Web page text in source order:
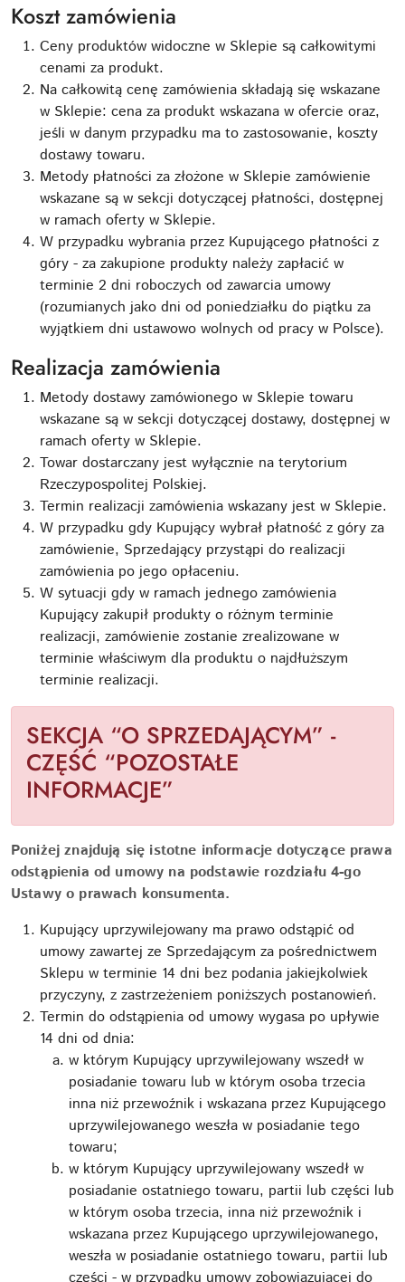
Koszt zamówienia
Ceny produktów widoczne w Sklepie są całkowitymi
cenami za produkt.
Na całkowitą cenę zamówienia składają się wskazane
w Sklepie: cena za produkt wskazana w ofercie oraz,
jeśli w danym przypadku ma to zastosowanie, koszty
dostawy towaru.
Metody płatności za złożone w Sklepie zamówienie
wskazane są w sekcji dotyczącej płatności, dostępnej
w ramach oferty w Sklepie.
W przypadku wybrania przez Kupującego płatności z
góry - za zakupione produkty należy zapłacić w
terminie 2 dni roboczych od zawarcia umowy
(rozumianych jako dni od poniedziałku do piątku za
wyjątkiem dni ustawowo wolnych od pracy w Polsce).
Realizacja zamówienia
Metody dostawy zamówionego w Sklepie towaru
wskazane są w sekcji dotyczącej dostawy, dostępnej w
ramach oferty w Sklepie.
Towar dostarczany jest wyłącznie na terytorium
Rzeczypospolitej Polskiej.
Termin realizacji zamówienia wskazany jest w Sklepie.
W przypadku gdy Kupujący wybrał płatność z góry za
zamówienie, Sprzedający przystąpi do realizacji
zamówienia po jego opłaceniu.
W sytuacji gdy w ramach jednego zamówienia
Kupujący zakupił produkty o różnym terminie
realizacji, zamówienie zostanie zrealizowane w
terminie właściwym dla produktu o najdłuższym
terminie realizacji.
SEKCJA “O SPRZEDAJĄCYM” -
CZĘŚĆ “POZOSTAŁE
INFORMACJE”
Poniżej znajdują się istotne informacje dotyczące prawa
odstąpienia od umowy na podstawie rozdziału 4-go
Ustawy o prawach konsumenta.
Kupujący uprzywilejowany ma prawo odstąpić od
umowy zawartej ze Sprzedającym za pośrednictwem
Sklepu w terminie 14 dni bez podania jakiejkolwiek
przyczyny, z zastrzeżeniem poniższych postanowień.
Termin do odstąpienia od umowy wygasa po upływie
14 dni od dnia:
w którym Kupujący uprzywilejowany wszedł w
posiadanie towaru lub w którym osoba trzecia
inna niż przewoźnik i wskazana przez Kupującego
uprzywilejowanego weszła w posiadanie tego
towaru;
w którym Kupujący uprzywilejowany wszedł w
posiadanie ostatniego towaru, partii lub części lub
w którym osoba trzecia, inna niż przewoźnik i
wskazana przez Kupującego uprzywilejowanego,
weszła w posiadanie ostatniego towaru, partii lub